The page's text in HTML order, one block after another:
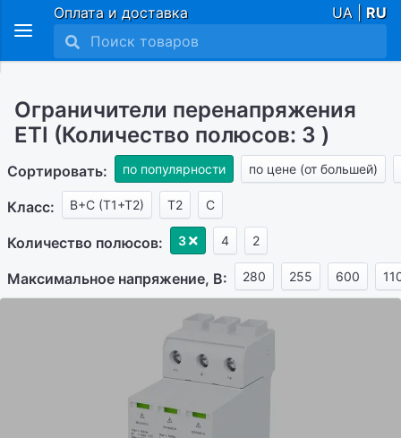
Оплата и доставка UA | RU
Ограничители перенапряжения
ETI (Количество полюсов: 3 )
Сортировать: по популярности по цене (от большей)
Класс: B+C (T1+T2) Т2 C
Количество полюсов: 3 4 2
Максимальное напряжение, В: 280 255 600